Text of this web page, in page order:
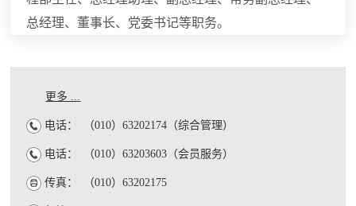
总经理、董事长、党委书记等职务。
更多 ...
电话： （010）63202174（综合管理）
电话： （010）63203603（会员服务）
传真： （010）63202175